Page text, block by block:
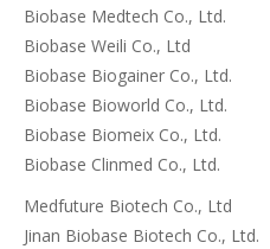
Biobase Medtech Co., Ltd.
Biobase Weili Co., Ltd
Biobase Biogainer Co., Ltd.
Biobase Bioworld Co., Ltd.
Biobase Biomeix Co., Ltd.
Biobase Clinmed Co., Ltd.
Medfuture Biotech Co., Ltd
Jinan Biobase Biotech Co., Ltd.